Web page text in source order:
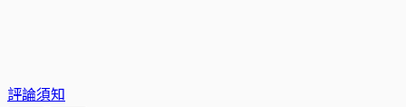
評論須知